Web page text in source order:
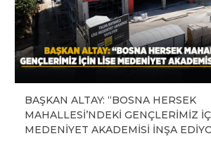
BAŞKAN ALTAY: “BOSNA HERSEK
MAHALLESİ’NDEKİ GENÇLERİMİZ
MEDENİYET AKADEMİSİ İNŞA